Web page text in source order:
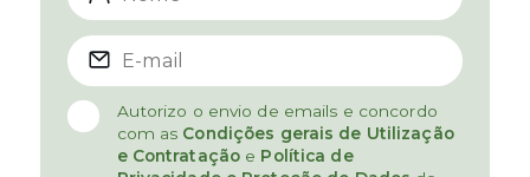
Autorizo o envio de emails e concordo
com as Condições gerais de Utilização
e Contratação e Política de